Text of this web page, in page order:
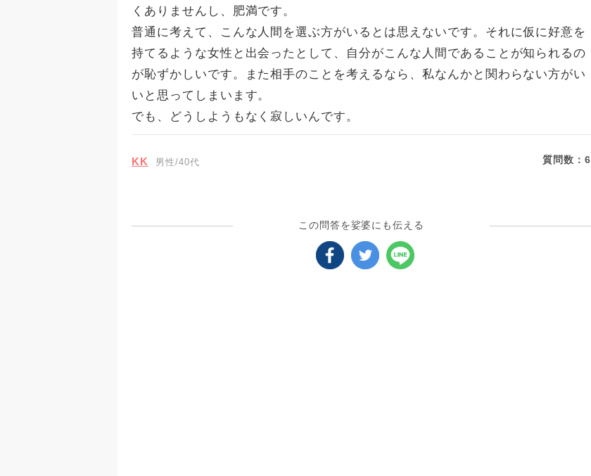
くありませんし、肥満です。
普通に考えて、こんな人間を選ぶ方がいるとは思えないです。それに仮に好意を
持てるような女性と出会ったとして、自分がこんな人間であることが知られるの
が恥ずかしいです。また相手のことを考えるなら、私なんかと関わらない方がい
いと思ってしまいます。
でも、どうしようもなく寂しいんです。
KK 男性/40代 質問数：6
この問答を娑婆にも伝える